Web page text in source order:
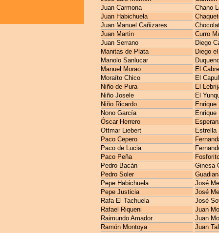
Juan Carmona
Juan Habichuela
Juan Manuel Cañizares
Juan Martin
Juan Serrano
Manitas de Plata
Manolo Sanlucar
Manuel Morao
Moraíto Chico
Niño de Pura
Niño Josele
Niño Ricardo
Nono García
Óscar Herrero
Ottmar Liebert
Paco Cepero
Paco de Lucia
Paco Peña
Pedro Bacán
Pedro Soler
Pepe Habichuela
Pepe Justicia
Rafa El Tachuela
Rafael Riqueni
Raimundo Amador
Ramón Montoya
Chano
Curro
Diego
Diego
El
El
El
El
Enrique
Estrella
Ginesa
José
José
José
Juan
Juan
Juan